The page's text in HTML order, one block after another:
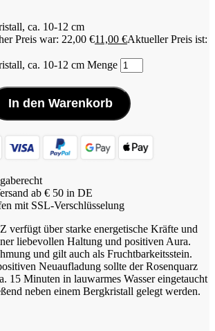
ca. 10-12 cm
Preis war: 22,00 €11,00 €Aktueller Preis ist:
ca. 10-12 cm Menge
In den Warenkorb
ab € 50 in DE
mit SSL-Verschlüsselung
über starke energetische Kräfte und
liebevollen Haltung und positiven Aura.
und gilt auch als Fruchtbarkeitsstein.
Neuaufladung sollte der Rosenquarz
15 Minuten in lauwarmes Wasser eingetaucht
neben einem Bergkristall gelegt werden.